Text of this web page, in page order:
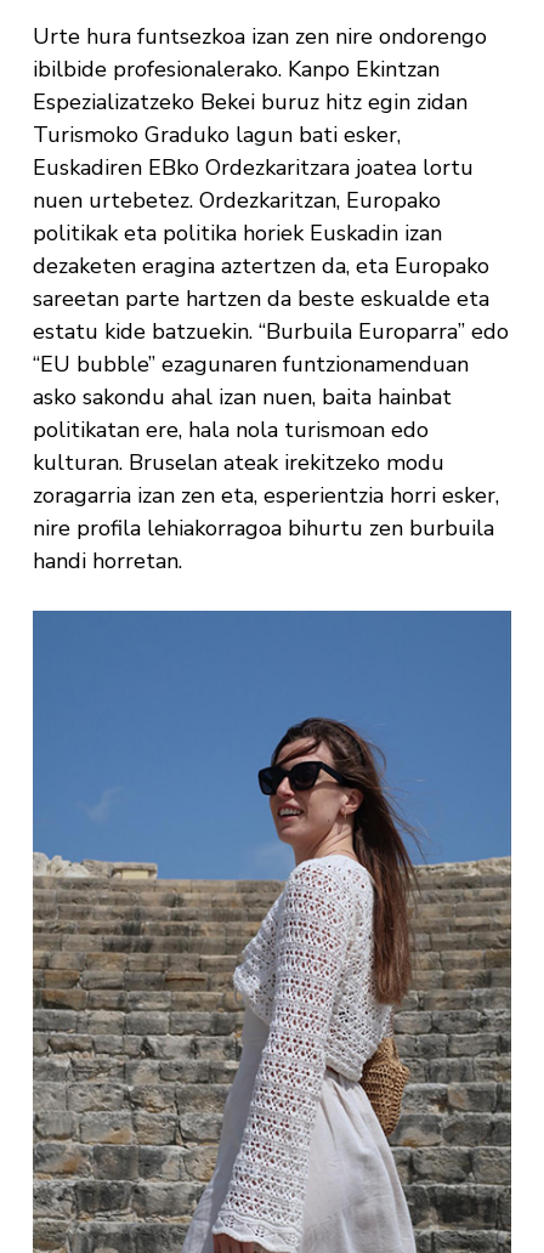
Urte hura funtsezkoa izan zen nire ondorengo
ibilbide profesionalerako. Kanpo Ekintzan
Espezializatzeko Bekei buruz hitz egin zidan
Turismoko Graduko lagun bati esker,
Euskadiren EBko Ordezkaritzara joatea lortu
nuen urtebetez. Ordezkaritzan, Europako
politikak eta politika horiek Euskadin izan
dezaketen eragina aztertzen da, eta Europako
sareetan parte hartzen da beste eskualde eta
estatu kide batzuekin. “Burbuila Europarra” edo
“EU bubble” ezagunaren funtzionamenduan
asko sakondu ahal izan nuen, baita hainbat
politikatan ere, hala nola turismoan edo
kulturan. Bruselan ateak irekitzeko modu
zoragarria izan zen eta, esperientzia horri esker,
nire profila lehiakorragoa bihurtu zen burbuila
handi horretan.